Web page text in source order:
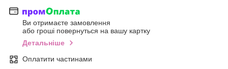
Ви отримаєте замовлення
або гроші повернуться на вашу картку
Детальніше
Оплатити частинами